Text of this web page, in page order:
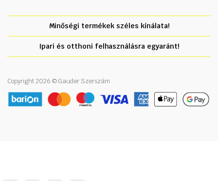
Minőségi termékek széles kínálata!
Ipari és otthoni felhasználásra egyaránt!
Copyright 2026 © Gauder Szerszám